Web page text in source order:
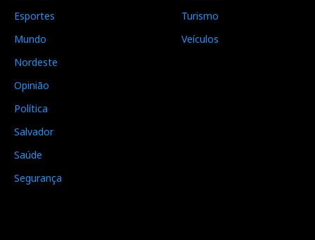
Esportes
Mundo
Nordeste
Opinião
Política
Salvador
Saúde
Segurança
Turismo
Veículos